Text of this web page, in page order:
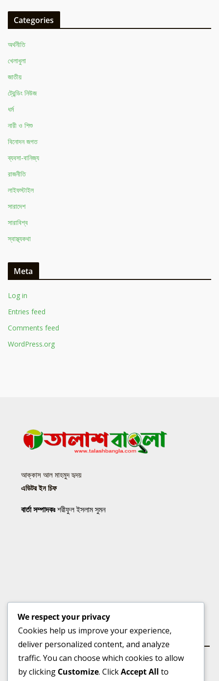
Categories
অর্থনীতি
খেলাধুলা
জাতীয়
ট্রেন্ডিং নিউজ
ধর্ম
নারী ও শিশু
বিনোদন জগত
ব্যবসা-বানিজ্য
রাজনীতি
লাইফস্টাইল
সারাদেশ
সারাবিশ্ব
স্বাস্থ্যকথা
Meta
Log in
Entries feed
Comments feed
WordPress.org
আক্কাস আল মাহমুদ হৃদয়
এডিটর ইন চিফ
বার্তা সম্পাদকঃশরীফুল ইসলাম সুমন
কার্যালয়
We respect your privacy
Cookies help us improve your experience,
deliver personalized content, and analyze
traffic. You can choose which cookies to allow
by clicking Customize. ClickAccept All to